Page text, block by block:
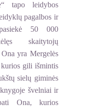
tapo leidybos
pagalbos ir
50 000
skaitytojų
yra Mergelės
gili išmintis
sielų giminės
švelniai ir
Ona, kurios